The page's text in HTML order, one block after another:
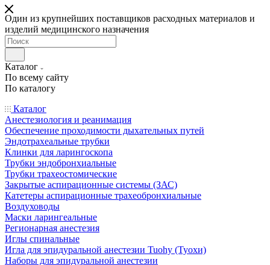
Один из крупнейших поставщиков расходных материалов и
изделий медицинского назначения
Каталог
По всему сайту
По каталогу
Каталог
Анестезиология и реанимация
Обеспечение проходимости дыхательных путей
Эндотрахеальные трубки
Клинки для ларингоскопа
Трубки эндобронхиальные
Трубки трахеостомические
Закрытые аспирационные системы (ЗАС)
Катетеры аспирационные трахеобронхиальные
Воздуховоды
Маски ларингеальные
Регионарная анестезия
Иглы спинальные
Игла для эпидуральной анестезии Tuohy (Туохи)
Наборы для эпидуральной анестезии